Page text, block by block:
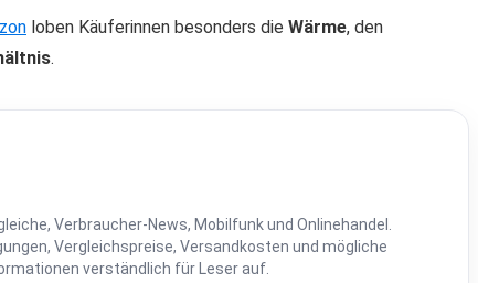
loben Käuferinnen besonders die Wärme, den
.
Verbraucher-News, Mobilfunk und Onlinehandel.
Vergleichspreise, Versandkosten und mögliche
verständlich für Leser auf.